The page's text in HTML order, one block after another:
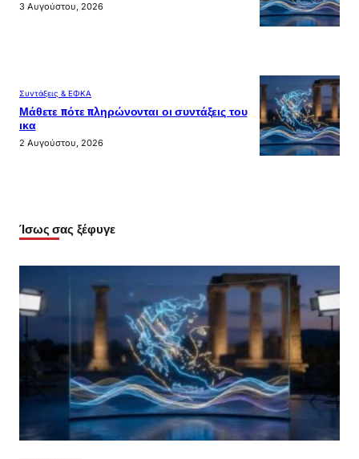
3 Αυγούστου, 2026
Συντάξεις & ΕΦΚΑ
Μάθετε πότε πληρώνονται οι συντάξεις του
ικα
2 Αυγούστου, 2026
Ίσως σας ξέφυγε